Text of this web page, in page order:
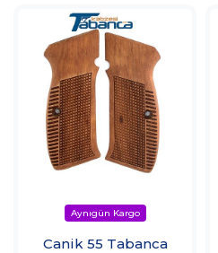
Canik 55 Tabanca